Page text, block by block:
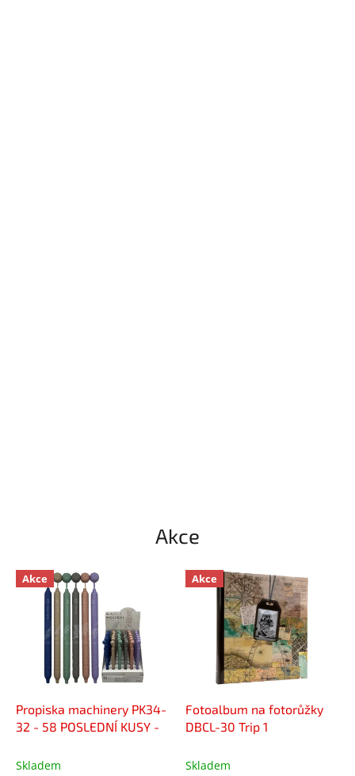
Akce
Akce
Propiska machinery PK34-
32 - 58 POSLEDNÍ KUSY -
Skladem
Akce
Fotoalbum na fotorůžky
DBCL-30 Trip 1
Skladem